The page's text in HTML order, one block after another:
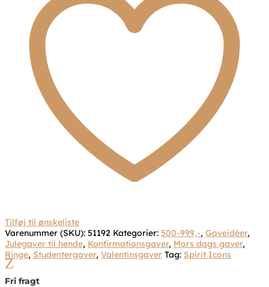
Tilføj til ønskeliste
Varenummer (SKU): 51192 Kategorier: 500-999,-, Gaveidéer,
Julegaver til hende, Konfirmationsgaver, Mors dags gaver,
Ringe, Studentergaver, Valentinsgaver Tag: Spirit Icons
Z
Fri fragt